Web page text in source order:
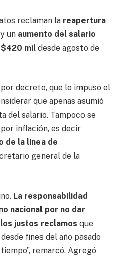
reclaman la reapertura
y un aumento del salario
$420 mil desde agosto de
por decreto, que lo impuso el
que apenas asumió
del salario. Tampoco se
inflación, es decir
de la línea de
general de la
La responsabilidad
nacional por no dar
justos reclamos que
fines del año pasado
remarcó. Agregó